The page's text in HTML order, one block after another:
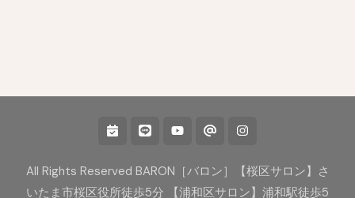
All Rights Reserved BARON［バロン］【桜区サロン】さ
いたま市桜区役所徒歩5分 【浦和区サロン】浦和駅徒歩5